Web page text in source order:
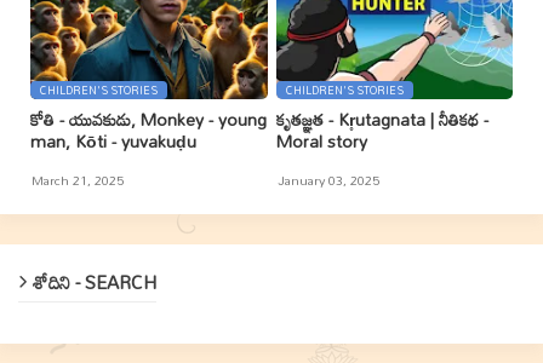
CHILDREN'S STORIES
కోతి - యువకుడు, Monkey - young
man, Kōti - yuvakuḍu
March 21, 2025
CHILDREN'S STORIES
కృతజ్ఞత - Kr̥utagnata | నీతికథ -
Moral story
January 03, 2025
శోదిని - SEARCH